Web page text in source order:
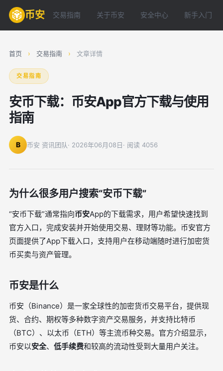
币安 交易指南 关于币安 安全中心 新手入门
首页 › 交易指南 › 文章详情
交易指南
安币下载：币安App官方下载与使用
指南
B 币安 资讯团队· 2026年06月08日· 阅读 4056
为什么很多用户搜索“安币下载”
“安币下载”通常指向币安App的下载需求，用户希望快速找到
官方入口，完成安装并开始使用交易、理财等功能。币安官方
页面提供了App下载入口，支持用户在移动端随时进行加密货
币买卖与资产管理。
币安是什么
币安（Binance）是一家全球性的加密货币交易平台，提供现
货、合约、期权等多种数字资产交易服务，并支持比特币
（BTC）、以太币（ETH）等主流币种交易。官方介绍显示，
币安以安全、 低手续费和较高的流动性受到大量用户关注。